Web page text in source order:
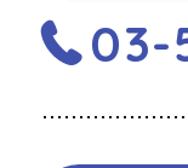
03-